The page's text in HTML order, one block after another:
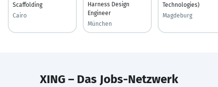
Scaffolding
Cairo
Harness Design
Engineer
München
Technologies)
Magdeburg
XING – Das Jobs-Netzwerk